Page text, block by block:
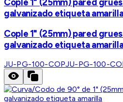
Cople 1" (25mm) pared
galvanizado etiqueta
Cople 1" (25mm) pared
galvanizado etiqueta
JU-PG-100-COPJU-PG-100-